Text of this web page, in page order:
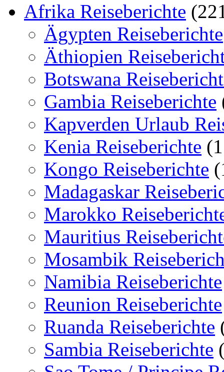
Afrika Reiseberichte
Ägypten Reiseberichte
Äthiopien
Botswana
Gambia Reiseberichte
Kapverden Urlaub
Kenia Reiseberichte
Kongo Reiseberichte
Madagaskar
Marokko
Mauritius
Mosambik
Namibia Reiseberichte
Reunion Reiseberichte
Ruanda Reiseberichte
Sambia Reiseberichte